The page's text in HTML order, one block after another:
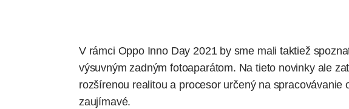
V rámci Oppo Inno Day 2021by sme mali taktiež
výsuvným zadným fotoaparátom. Na tieto novinky ale
rozšírenou realitou a procesor určený na spracovávanie
zaujímavé.